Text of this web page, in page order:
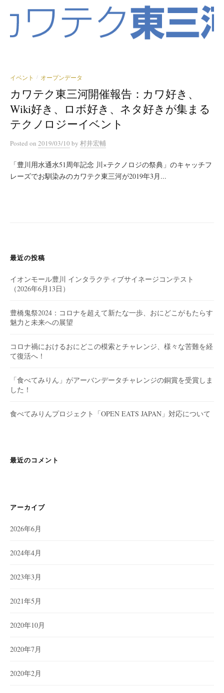
イベント / オープンデータ
カワテク東三河開催報告：カワ好き、
Wiki好き、ロボ好き、ネタ好きが集まる
テクノロジーイベント
Posted on 2019/03/10 by 村井宏輔
「豊川用水通水51周年記念 川×テクノロジの祭典」のキャッチフ
レーズでお馴染みのカワテク東三河が2019年3月...
最近の投稿
イオンモール豊川 インタラクティブサイネージコンテスト
（2026年6月13日）
豊橋鬼祭2024：コロナを超えて新たな一歩、おにどこがもたらす
魅力と未来への展望
コロナ禍におけるおにどこの模索とチャレンジ、様々な苦難を経
て復活へ！
「食べてみりん」がアーバンデータチャレンジの銅賞を受賞しま
した！
食べてみりんプロジェクト「OPEN EATS JAPAN」対応について
最近のコメント
アーカイブ
2026年6月
2024年4月
2023年3月
2021年5月
2020年10月
2020年7月
2020年2月